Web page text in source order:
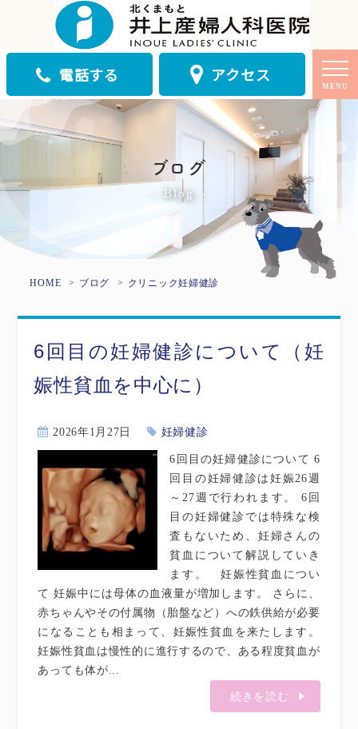
MENU
電話する アクセス
ブログ
Blog
HOME ブログ クリニック妊婦健診
6回目の妊婦健診について（妊
娠性貧血を中心に）
2026年1月27日 妊婦健診
6回目の妊婦健診について 6
回目の妊婦健診は妊娠26週
～27週で行われます。 6回
目の妊婦健診では特殊な検
査もないため、妊婦さんの
貧血について解説していき
ます。 妊娠性貧血につい
て 妊娠中には母体の血液量が増加します。 さらに、
赤ちゃんやその付属物（胎盤など）への鉄供給が必要
になることも相まって、妊娠性貧血を来たします。
妊娠性貧血は慢性的に進行するので、ある程度貧血が
あっても体が...
続きを読む